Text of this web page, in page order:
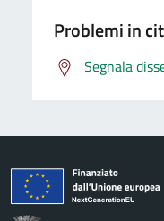
Problemi in
Segnala